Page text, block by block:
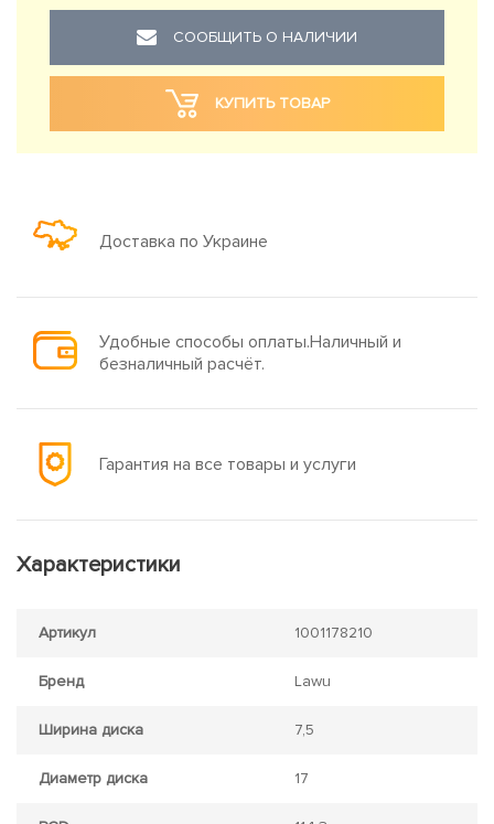
СООБЩИТЬ О НАЛИЧИИ
КУПИТЬ ТОВАР
Доставка по Украине
Удобные способы оплаты.Наличный и
безналичный расчёт.
Гарантия на все товары и услуги
Характеристики
Артикул 1001178210
Бренд Lawu
Ширина диска 7,5
Диаметр диска 17